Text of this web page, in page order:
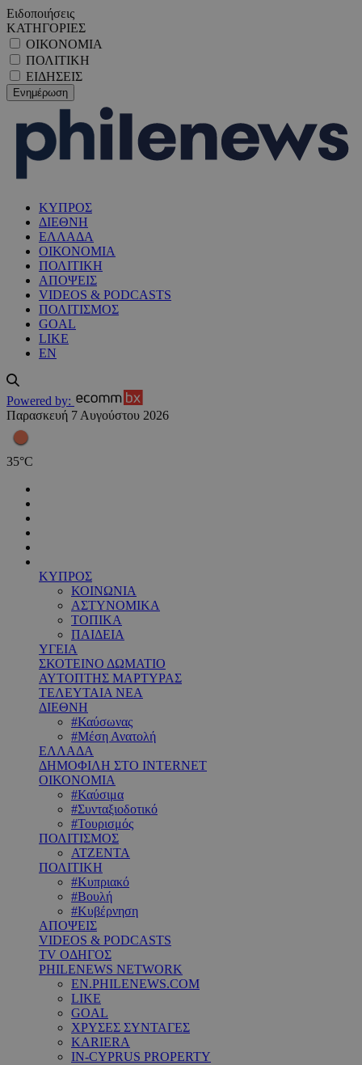
Ειδοποιήσεις
ΚΑΤΗΓΟΡΙΕΣ
ΟΙΚΟΝΟΜΙΑ
ΠΟΛΙΤΙΚΗ
ΕΙΔΗΣΕΙΣ
ΚΥΠΡΟΣ
ΔΙΕΘΝΗ
ΕΛΛΑΔΑ
ΟΙΚΟΝΟΜΙΑ
ΠΟΛΙΤΙΚΗ
ΑΠΟΨΕΙΣ
VIDEOS & PODCASTS
ΠΟΛΙΤΙΣΜΟΣ
GOAL
LIKE
EN
Powered by:
Παρασκευή 7 Αυγούστου 2026
35°C
ΚΥΠΡΟΣ
ΚΟΙΝΩΝΙΑ
ΑΣΤΥΝΟΜΙΚΑ
ΤΟΠΙΚΑ
ΠΑΙΔΕΙΑ
ΥΓΕΙΑ
ΣΚΟΤΕΙΝΟ ΔΩΜΑΤΙΟ
ΑΥΤΟΠΤΗΣ ΜΑΡΤΥΡΑΣ
ΤΕΛΕΥΤΑΙΑ ΝΕΑ
ΔΙΕΘΝΗ
#Καύσωνας
#Μέση Ανατολή
ΕΛΛΑΔΑ
ΔΗΜΟΦΙΛΗ ΣΤΟ INTERNET
ΟΙΚΟΝΟΜΙΑ
#Καύσιμα
#Συνταξιοδοτικό
#Τουρισμός
ΠΟΛΙΤΙΣΜΟΣ
ΑΤΖΕΝΤΑ
ΠΟΛΙΤΙΚΗ
#Κυπριακό
#Βουλή
#Κυβέρνηση
ΑΠΟΨΕΙΣ
VIDEOS & PODCASTS
TV ΟΔΗΓΟΣ
PHILENEWS NETWORK
EN.PHILENEWS.COM
LIKE
GOAL
ΧΡΥΣΕΣ ΣΥΝΤΑΓΕΣ
KARIERA
IN-CYPRUS PROPERTY